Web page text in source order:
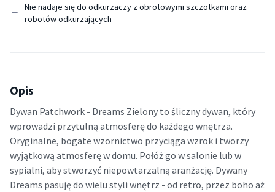
Nie nadaje się do odkurzaczy z obrotowymi szczotkami oraz
robotów odkurzających
Opis
Dywan Patchwork - Dreams Zielony to śliczny dywan, który
wprowadzi przytulną atmosferę do każdego wnętrza.
Oryginalne, bogate wzornictwo przyciąga wzrok i tworzy
wyjątkową atmosferę w domu. Połóż go w salonie lub w
sypialni, aby stworzyć niepowtarzalną aranżację. Dywany
Dreams pasuję do wielu styli wnętrz - od retro, przez boho aż